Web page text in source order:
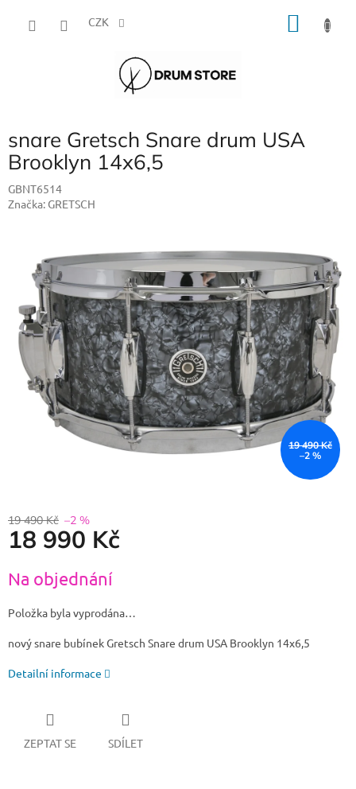
CZK
snare Gretsch Snare drum USA
Brooklyn 14x6,5
GBNT6514
Značka: GRETSCH
19 490 Kč
–2 %
19 490 Kč –2 %
18 990 Kč
cena:
Na objednání
Položka byla vyprodána…
nový snare bubínek Gretsch Snare drum USA Brooklyn 14x6,5
Detailní informace
ZEPTAT SE SDÍLET